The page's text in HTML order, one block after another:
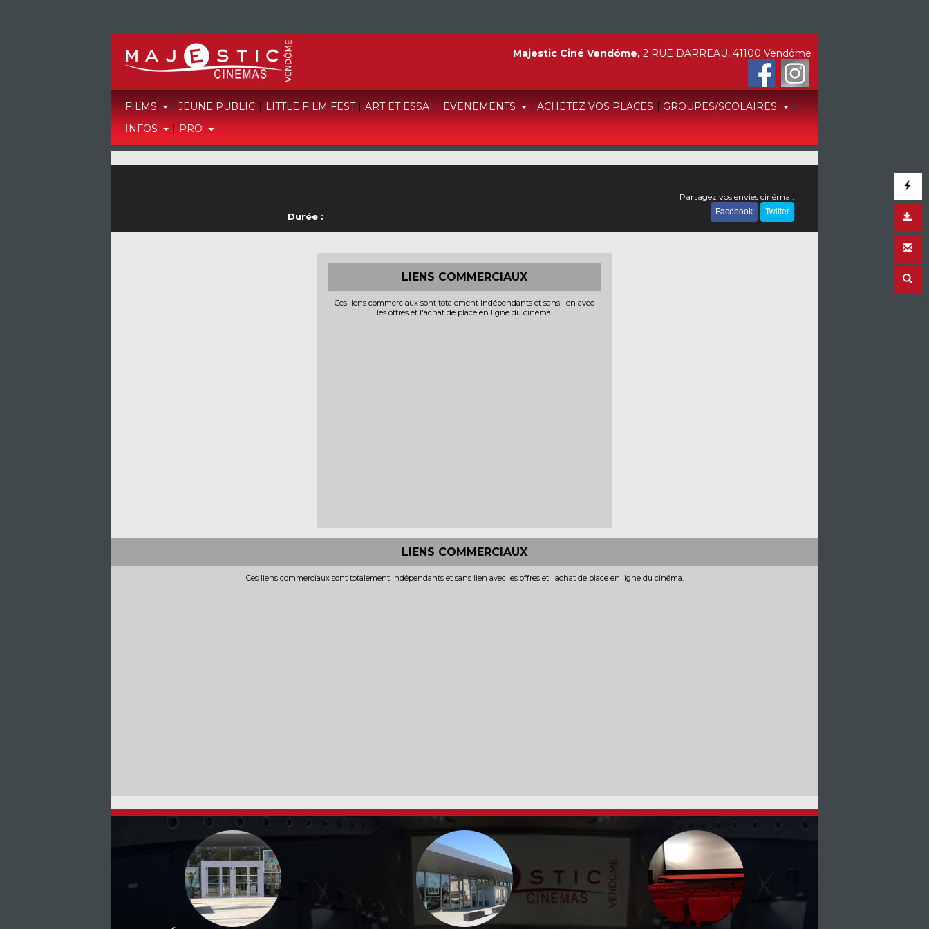
FILMS | JEUNE PUBLIC | LITTLE FILM FEST | ART ET ESSAI | EVENEMENTS | ACHETEZ VOS PLACES | GROUPES/SCOLAIRES
|
INFOS
| PRO
Majestic Ciné Vendôme, 2 RUE DARREAU, 41100 Vendôme
Durée :
Partagez vos envies cinéma :
Facebook Twitter
LIENS COMMERCIAUX
Ces liens commerciaux sont totalement indépendants et sans lien avec
les offres et l'achat de place en ligne du cinéma.
LIENS COMMERCIAUX
Ces liens commerciaux sont totalement indépendants et sans lien avec les offres et l'achat de place en ligne du cinéma.